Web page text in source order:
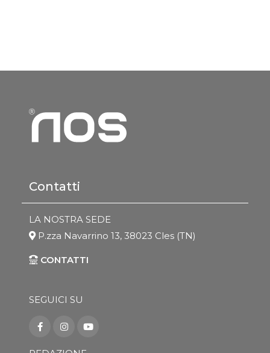
Contatti
LA NOSTRA SEDE
P.zza Navarrino 13, 38023 Cles (TN)
CONTATTI
SEGUICI SU